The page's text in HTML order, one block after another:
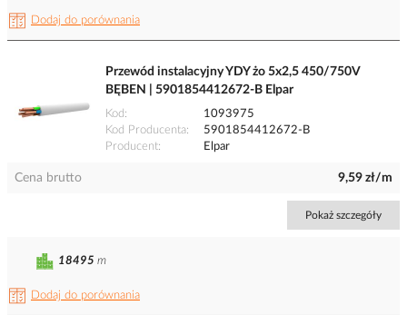
Dodaj do porównania
Przewód instalacyjny YDY żo 5x2,5 450/750V
BĘBEN | 5901854412672-B Elpar
Kod
1093975
Kod Producenta
5901854412672-B
Producent
Elpar
Cena brutto 9,59 zł/m
Pokaż szczegóły
Dodaj do porównania
18495 m